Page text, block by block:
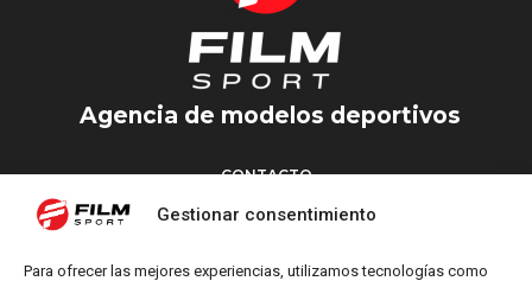
Gestionar consentimiento
Para ofrecer las mejores experiencias, utilizamos tecnologías como
Agencia de modelos deportivos
CONTACTO
Torrent d’en Vidalet, 51 baixos